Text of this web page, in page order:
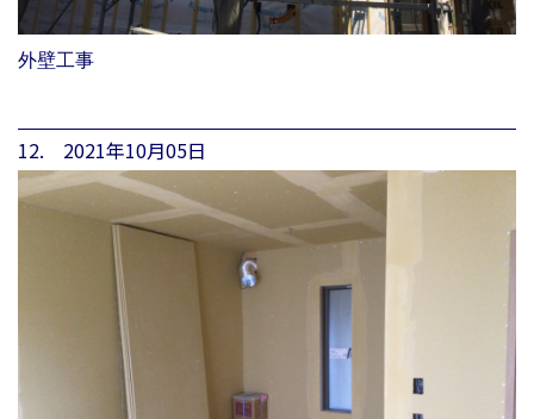
外壁工事
12. 2021年10月05日